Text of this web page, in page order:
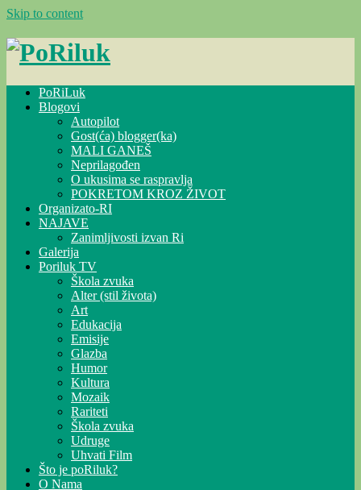
Skip to content
PoRiLuk
Blogovi
Autopilot
Gost(ća) blogger(ka)
MALI GANEŠ
Neprilagođen
O ukusima se raspravlja
POKRETOM KROZ ŽIVOT
Organizato-RI
NAJAVE
Zanimljivosti izvan Ri
Galerija
Poriluk TV
Škola zvuka
Alter (stil života)
Art
Edukacija
Emisije
Glazba
Humor
Kultura
Mozaik
Rariteti
Škola zvuka
Udruge
Uhvati Film
Što je poRiluk?
O Nama